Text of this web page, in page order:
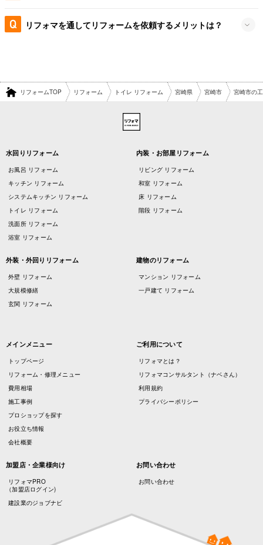
リフォマを通してリフォームを依頼するメリットは？
リフォームTOP リフォーム トイレ リフォーム 宮崎県 宮崎市 宮崎市の
水回りリフォーム
お風呂 リフォーム
キッチン リフォーム
システムキッチン リフォーム
トイレ リフォーム
洗面所 リフォーム
浴室 リフォーム
内装・お部屋リフォーム
リビング リフォーム
和室 リフォーム
床 リフォーム
階段 リフォーム
外装・外回りリフォーム
外壁 リフォーム
大規模修繕
玄関 リフォーム
建物のリフォーム
マンション リフォーム
一戸建て リフォーム
メインメニュー
トップページ
リフォーム・修理メニュー
費用相場
施工事例
プロショップを探す
お役立ち情報
会社概要
ご利用について
リフォマとは？
リフォマコンサルタント（ナベさん）
利用規約
プライバシーポリシー
加盟店・企業様向け
リフォマPRO
（加盟店ログイン)
建設業のジョブナビ
お問い合わせ
お問い合わせ